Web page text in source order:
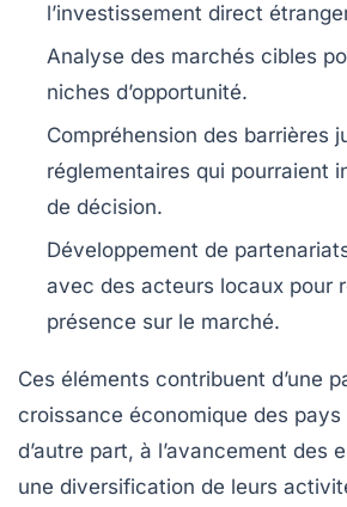
l’investissement direct
Analyse des marchés cibles
niches d’opportunité.
Compréhension des barrières
réglementaires qui pourraient
de décision.
Développement de
avec des acteurs locaux pour
présence sur le marché.
Ces éléments contribuent d’une
croissance économique des pays
d’autre part, à l’avancement des
une diversification de leurs